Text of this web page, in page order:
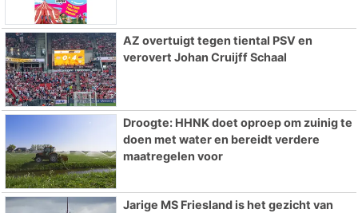
AZ overtuigt tegen tiental PSV en
verovert Johan Cruijff Schaal
Droogte: HHNK doet oproep om zuinig te
doen met water en bereidt verdere
maatregelen voor
Jarige MS Friesland is het gezicht van